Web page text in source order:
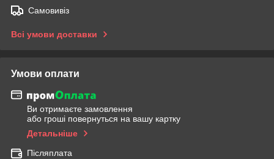
Самовивіз
Всі умови доставки
Умови оплати
Ви отримаєте замовлення
або гроші повернуться на вашу картку
Детальніше
Післяплата